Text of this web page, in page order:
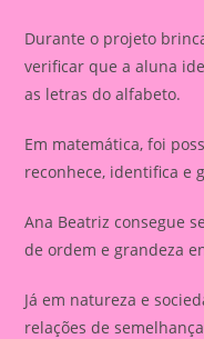
Durante o projeto
verificar que a aluna
as letras do alfabeto.
Em matemática, foi
reconhece, identifica e
Ana Beatriz consegue
de ordem e grandeza
Já em natureza e
relações de